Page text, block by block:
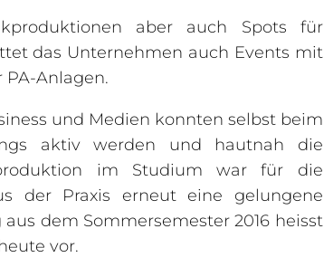
aber auch Spots für
das Unternehmen auch Events mit
Anlagen.
und Medien konnten selbst beim
aktiv werden und hautnah die
im Studium war für die
der Praxis erneut eine gelungene
dem Sommersemester 2016 heisst
vor.